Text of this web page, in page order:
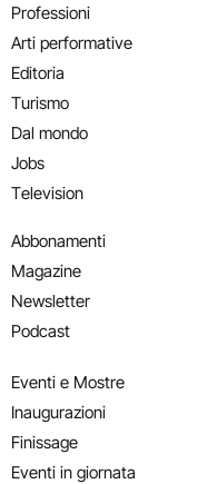
Professioni
Arti performative
Editoria
Turismo
Dal mondo
Jobs
Television
Abbonamenti
Magazine
Newsletter
Podcast
Eventi e Mostre
Inaugurazioni
Finissage
Eventi in giornata